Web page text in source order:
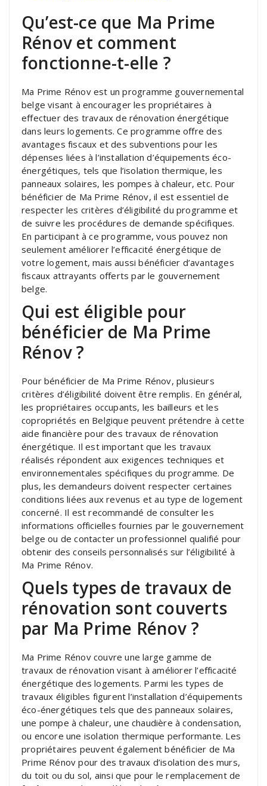
Qu’est-ce que Ma Prime
Rénov et comment
fonctionne-t-elle ?
Ma Prime Rénov est un programme gouvernemental
belge visant à encourager les propriétaires à
effectuer des travaux de rénovation énergétique
dans leurs logements. Ce programme offre des
avantages fiscaux et des subventions pour les
dépenses liées à l’installation d’équipements éco-
énergétiques, tels que l’isolation thermique, les
panneaux solaires, les pompes à chaleur, etc. Pour
bénéficier de Ma Prime Rénov, il est essentiel de
respecter les critères d’éligibilité du programme et
de suivre les procédures de demande spécifiques.
En participant à ce programme, vous pouvez non
seulement améliorer l’efficacité énergétique de
votre logement, mais aussi bénéficier d’avantages
fiscaux attrayants offerts par le gouvernement
belge.
Qui est éligible pour
bénéficier de Ma Prime
Rénov ?
Pour bénéficier de Ma Prime Rénov, plusieurs
critères d’éligibilité doivent être remplis. En général,
les propriétaires occupants, les bailleurs et les
copropriétés en Belgique peuvent prétendre à cette
aide financière pour des travaux de rénovation
énergétique. Il est important que les travaux
réalisés répondent aux exigences techniques et
environnementales spécifiques du programme. De
plus, les demandeurs doivent respecter certaines
conditions liées aux revenus et au type de logement
concerné. Il est recommandé de consulter les
informations officielles fournies par le gouvernement
belge ou de contacter un professionnel qualifié pour
obtenir des conseils personnalisés sur l’éligibilité à
Ma Prime Rénov.
Quels types de travaux de
rénovation sont couverts
par Ma Prime Rénov ?
Ma Prime Rénov couvre une large gamme de
travaux de rénovation visant à améliorer l’efficacité
énergétique des logements. Parmi les types de
travaux éligibles figurent l’installation d’équipements
éco-énergétiques tels que des panneaux solaires,
une pompe à chaleur, une chaudière à condensation,
ou encore une isolation thermique performante. Les
propriétaires peuvent également bénéficier de Ma
Prime Rénov pour des travaux d’isolation des murs,
du toit ou du sol, ainsi que pour le remplacement de